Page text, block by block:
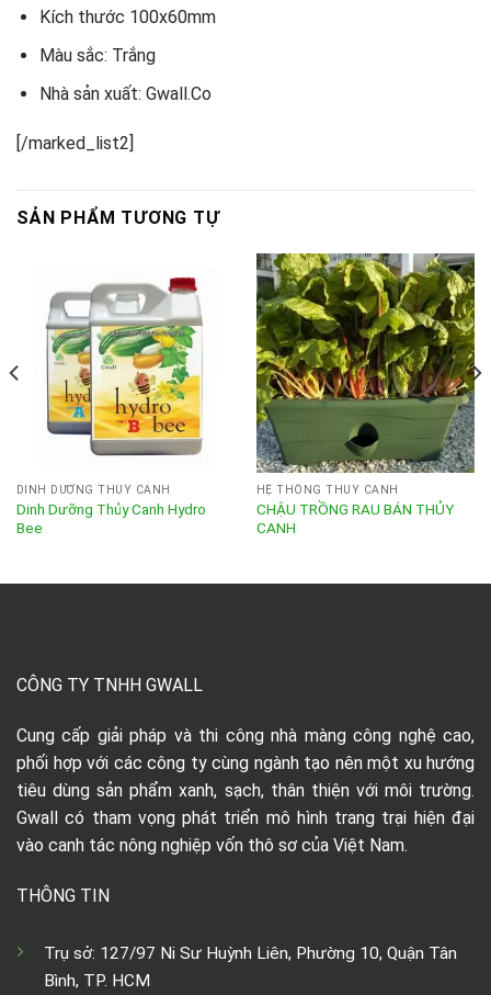
Kích thước 100x60mm
Màu sắc: Trắng
Nhà sản xuất: Gwall.Co
[/marked_list2]
SẢN PHẨM TƯƠNG TỰ
DINH DƯỠNG THỦY CANH
Dinh Dưỡng Thủy Canh Hydro
Bee
HỆ THỐNG THỦY CANH
CHẬU TRỒNG RAU BÁN THỦY
CANH
CÔNG TY TNHH GWALL
Cung cấp giải pháp và thi công nhà màng công nghệ cao,
phối hợp với các công ty cùng ngành tạo nên một xu hướng
tiêu dùng sản phẩm xanh, sạch, thân thiện với môi trường.
Gwall có tham vọng phát triển mô hình trang trại hiện đại
vào canh tác nông nghiệp vốn thô sơ của Việt Nam.
THÔNG TIN
Trụ sở: 127/97 Ni Sư Huỳnh Liên, Phường 10, Quận Tân
Bình, TP. HCM